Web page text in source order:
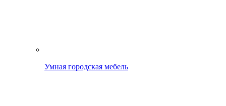
Умная городская мебель